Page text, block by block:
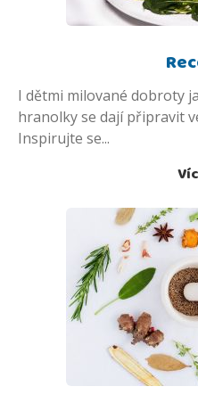
I dětmi milované dobroty
hranolky se dají připravit
Inspirujte se...